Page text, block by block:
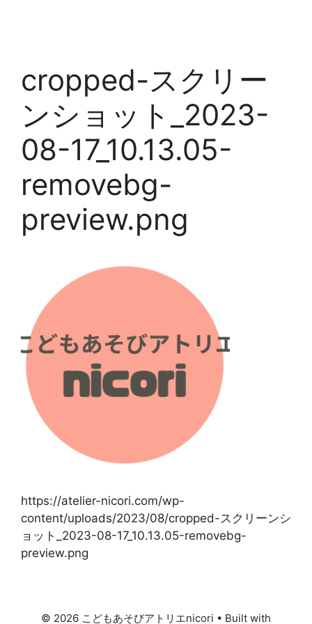
cropped-スクリー
ンショット_2023-
08-17_10.13.05-
removebg-
preview.png
https://atelier-nicori.com/wp-
content/uploads/2023/08/cropped-スクリーンシ
ョット_2023-08-17_10.13.05-removebg-
preview.png
© 2026 こどもあそびアトリエnicori • Built with